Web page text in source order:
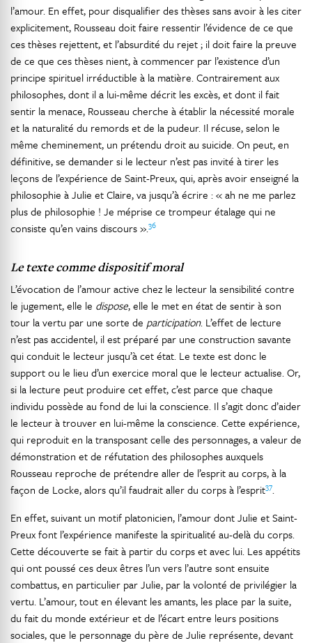
l’amour. En effet, pour disqualifier des thèses sans avoir à les citer
explicitement, Rousseau doit faire ressentir l’évidence de ce que
ces thèses rejettent, et l’absurdité du rejet ; il doit faire la preuve
de ce que ces thèses nient, à commencer par l’existence d’un
principe spirituel irréductible à la matière. Contrairement aux
philosophes, dont il a lui-même décrit les excès, et dont il fait
sentir la menace, Rousseau cherche à établir la nécessité morale
et la naturalité du remords et de la pudeur. Il récuse, selon le
même cheminement, un prétendu droit au suicide. On peut, en
définitive, se demander si le lecteur n’est pas invité à tirer les
leçons de l’expérience de Saint-Preux, qui, après avoir enseigné la
philosophie à Julie et Claire, va jusqu’à écrire : « ah ne me parlez
plus de philosophie ! Je méprise ce trompeur étalage qui ne
consiste qu’en vains discours ».36
Le texte comme dispositif moral
L’évocation de l’amour active chez le lecteur la sensibilité contre
le jugement, elle le dispose, elle le met en état de sentir à son
tour la vertu par une sorte de participation. L’effet de lecture
n’est pas accidentel, il est préparé par une construction savante
qui conduit le lecteur jusqu’à cet état. Le texte est donc le
support ou le lieu d’un exercice moral que le lecteur actualise. Or,
si la lecture peut produire cet effet, c’est parce que chaque
individu possède au fond de lui la conscience. Il s’agit donc d’aider
le lecteur à trouver en lui-même la conscience. Cette expérience,
qui reproduit en la transposant celle des personnages, a valeur de
démonstration et de réfutation des philosophes auxquels
Rousseau reproche de prétendre aller de l’esprit au corps, à la
façon de Locke, alors qu’il faudrait aller du corps à l’esprit37.
En effet, suivant un motif platonicien, l’amour dont Julie et Saint-
Preux font l’expérience manifeste la spiritualité au-delà du corps.
Cette découverte se fait à partir du corps et avec lui. Les appétits
qui ont poussé ces deux êtres l’un vers l’autre sont ensuite
combattus, en particulier par Julie, par la volonté de privilégier la
vertu. L’amour, tout en élevant les amants, les place par la suite,
du fait du monde extérieur et de l’écart entre leurs positions
sociales, que le personnage du père de Julie représente, devant